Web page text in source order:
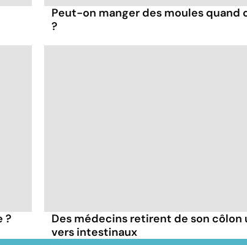
Peut-on manger des moules quand
?
?
Des médecins retirent de son côlon
vers intestinaux